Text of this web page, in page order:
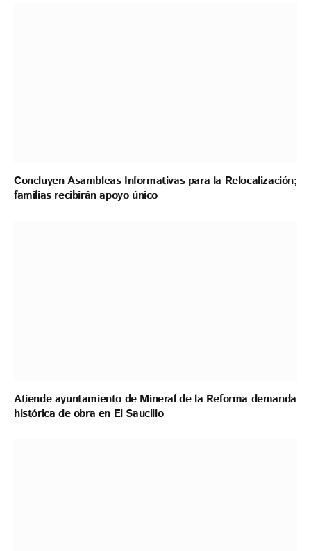
Concluyen Asambleas Informativas para la Relocalización;
familias recibirán apoyo único
Atiende ayuntamiento de Mineral de la Reforma demanda
histórica de obra en El Saucillo